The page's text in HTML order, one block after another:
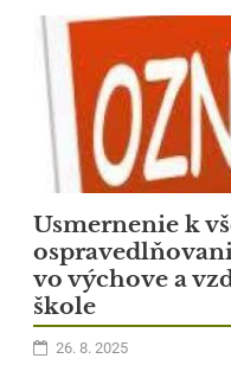
Usmernenie k
vo výchove a
škole
26. 8. 2025